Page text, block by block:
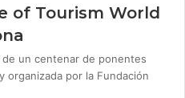
of Tourism World
un centenar de ponentes
organizada por la Fundación